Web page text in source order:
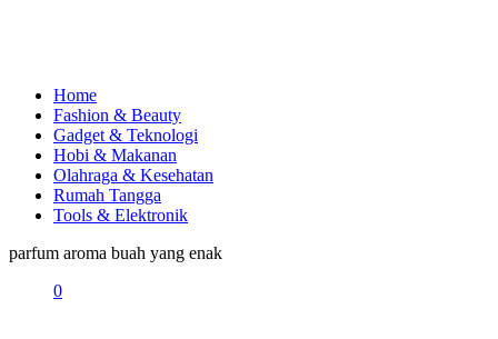
Home
Fashion & Beauty
Gadget & Teknologi
Hobi & Makanan
Olahraga & Kesehatan
Rumah Tangga
Tools & Elektronik
parfum aroma buah yang enak
0